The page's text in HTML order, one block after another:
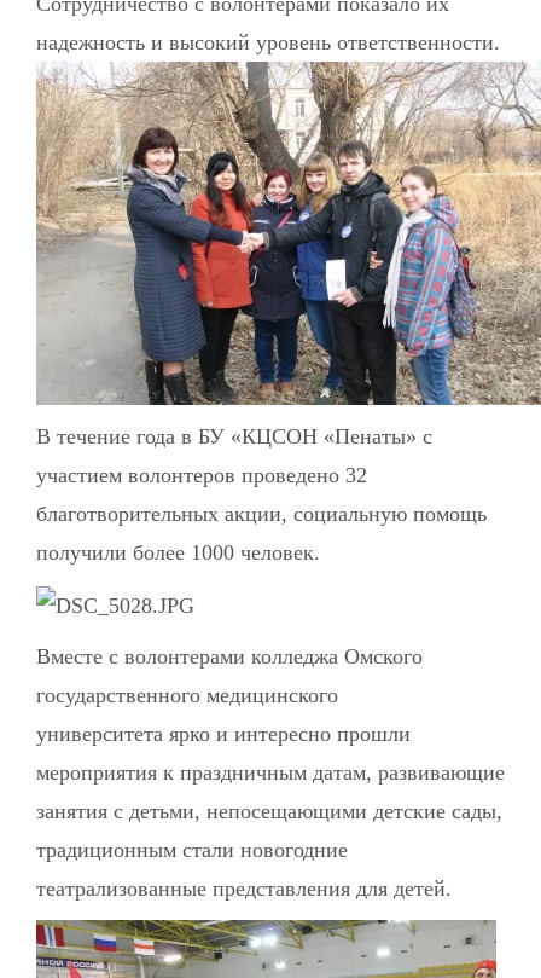
надежность и высокий уровень ответственности.
В течение года в БУ «КЦСОН «Пенаты» с
участием волонтеров проведено 32
благотворительных акции, социальную помощь
получили более 1000 человек.
Вместе с волонтерами колледжа Омского
государственного медицинского
университета ярко и интересно прошли
мероприятия к праздничным датам, развивающие
занятия с детьми, непосещающими детские сады,
традиционным стали новогодние
театрализованные представления для детей.